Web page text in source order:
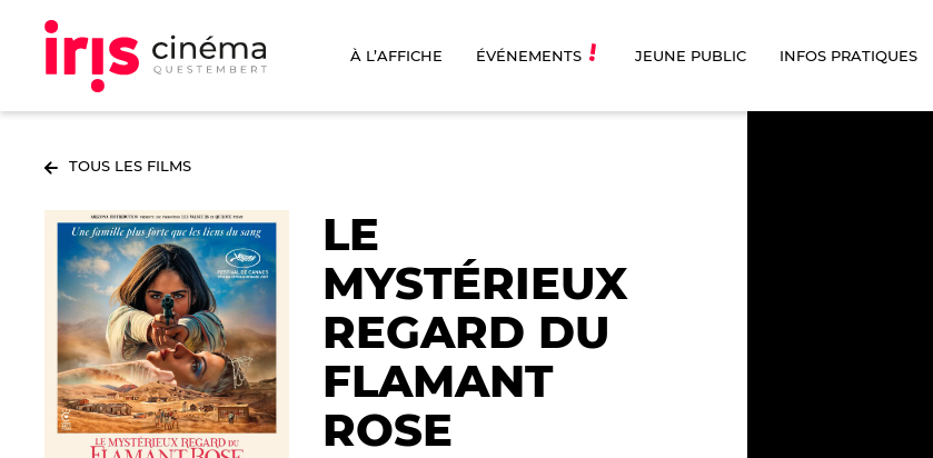
À L’AFFICHE ÉVÉNEMENTS JEUNE PUBLIC INFOS PRATIQUES
TOUS LES FILMS
LE
MYSTÉRIEUX
REGARD DU
FLAMANT
ROSE